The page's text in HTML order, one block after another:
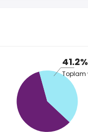
41.2%